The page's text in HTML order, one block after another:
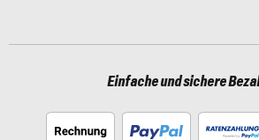
Einfache und sichere